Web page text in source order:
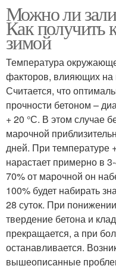
Добавки в бетон
Можно ли
Как получить
зимой
Температура
факторов, влияющих на
Считается, что
прочности бетоном –
+ 20 °С. В этом случае
марочной
дней. При температуре
нарастает примерно в
70% от марочной он
100% будет набирать
28 суток. При
твердение бетона и
прекращается, а при
останавливается.
вышеописанные